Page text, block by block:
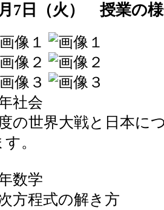
7日（火） 授業の
社会
の世界大戦と日本に
す。
数学
方程式の解き方